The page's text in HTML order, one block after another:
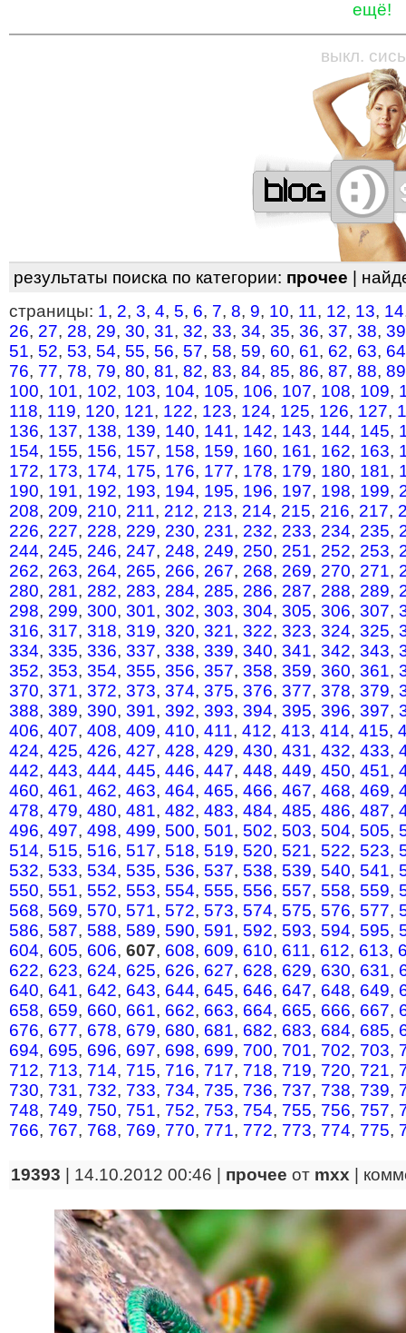
ещё!
—————————————————
выкл.
результаты поиска по категории: прочее |
страницы: 1, 2, 3, 4, 5, 6, 7, 8, 9, 10, 11, 12, 13, 14
26, 27, 28, 29, 30, 31, 32, 33, 34, 35, 36, 37, 38, 39
51, 52, 53, 54, 55, 56, 57, 58, 59, 60, 61, 62, 63, 64
76, 77, 78, 79, 80, 81, 82, 83, 84, 85, 86, 87, 88, 89
100, 101, 102, 103, 104, 105, 106, 107, 108, 109,
118, 119, 120, 121, 122, 123, 124, 125, 126, 127,
136, 137, 138, 139, 140, 141, 142, 143, 144, 145,
154, 155, 156, 157, 158, 159, 160, 161, 162, 163,
172, 173, 174, 175, 176, 177, 178, 179, 180, 181,
190, 191, 192, 193, 194, 195, 196, 197, 198, 199,
208, 209, 210, 211, 212, 213, 214, 215, 216, 217,
226, 227, 228, 229, 230, 231, 232, 233, 234, 235,
244, 245, 246, 247, 248, 249, 250, 251, 252, 253,
262, 263, 264, 265, 266, 267, 268, 269, 270, 271,
280, 281, 282, 283, 284, 285, 286, 287, 288, 289,
298, 299, 300, 301, 302, 303, 304, 305, 306, 307,
316, 317, 318, 319, 320, 321, 322, 323, 324, 325,
334, 335, 336, 337, 338, 339, 340, 341, 342, 343,
352, 353, 354, 355, 356, 357, 358, 359, 360, 361,
370, 371, 372, 373, 374, 375, 376, 377, 378, 379,
388, 389, 390, 391, 392, 393, 394, 395, 396, 397,
406, 407, 408, 409, 410, 411, 412, 413, 414, 415,
424, 425, 426, 427, 428, 429, 430, 431, 432, 433,
442, 443, 444, 445, 446, 447, 448, 449, 450, 451,
460, 461, 462, 463, 464, 465, 466, 467, 468, 469,
478, 479, 480, 481, 482, 483, 484, 485, 486, 487,
496, 497, 498, 499, 500, 501, 502, 503, 504, 505,
514, 515, 516, 517, 518, 519, 520, 521, 522, 523,
532, 533, 534, 535, 536, 537, 538, 539, 540, 541,
550, 551, 552, 553, 554, 555, 556, 557, 558, 559,
568, 569, 570, 571, 572, 573, 574, 575, 576, 577,
586, 587, 588, 589, 590, 591, 592, 593, 594, 595,
604, 605, 606, 607, 608, 609, 610, 611, 612, 613,
622, 623, 624, 625, 626, 627, 628, 629, 630, 631,
640, 641, 642, 643, 644, 645, 646, 647, 648, 649,
658, 659, 660, 661, 662, 663, 664, 665, 666, 667,
676, 677, 678, 679, 680, 681, 682, 683, 684, 685,
694, 695, 696, 697, 698, 699, 700, 701, 702, 703,
712, 713, 714, 715, 716, 717, 718, 719, 720, 721,
730, 731, 732, 733, 734, 735, 736, 737, 738, 739,
748, 749, 750, 751, 752, 753, 754, 755, 756, 757,
766, 767, 768, 769, 770, 771, 772, 773, 774, 775,
19393 | 14.10.2012 00:46 | прочее от mxx